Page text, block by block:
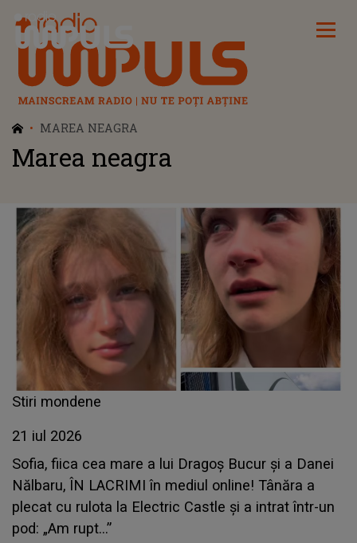
Radio Impuls
MAREA NEAGRA
Marea neagra
Stiri mondene
21 iul 2026
Sofia, fiica cea mare a lui Dragoș Bucur și a Danei
Nălbaru, ÎN LACRIMI în mediul online! Tânăra a
plecat cu rulota la Electric Castle și a intrat într-un
pod: „Am rupt...”